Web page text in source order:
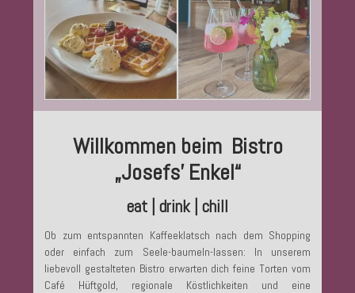
Willkommen beim Bistro
„Josefs’ Enkel“
eat | drink | chill
Ob zum entspannten Kaffeeklatsch nach dem Shopping
oder einfach zum Seele-baumeln-lassen: In unserem
liebevoll gestalteten Bistro erwarten dich feine Torten vom
Café Hüftgold, regionale Köstlichkeiten und eine